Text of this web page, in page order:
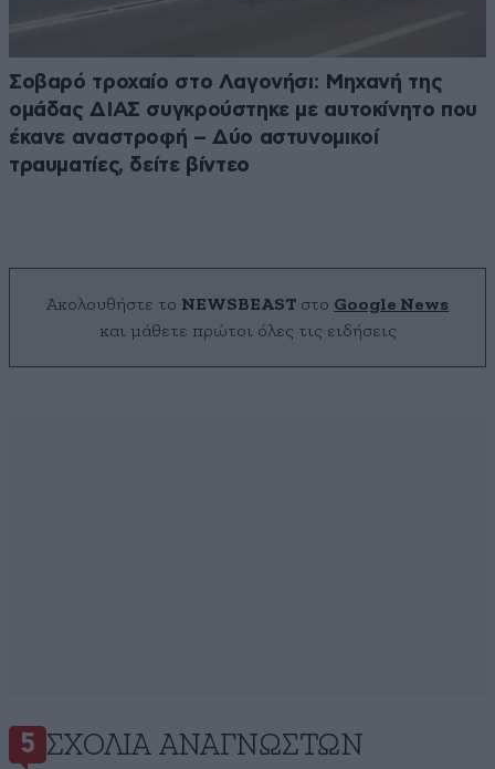
Σοβαρό τροχαίο στο Λαγονήσι: Μηχανή της
ομάδας ΔΙΑΣ συγκρούστηκε με αυτοκίνητο που
έκανε αναστροφή – Δύο αστυνομικοί
τραυματίες, δείτε βίντεο
Ακολουθήστε το NEWSBEAST στο Google News
και μάθετε πρώτοι όλες τις ειδήσεις
5 ΣΧΌΛΙΑ ΑΝΑΓΝΩΣΤΏΝ